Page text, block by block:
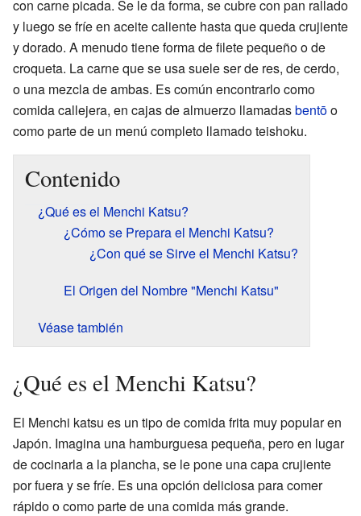
con carne picada. Se le da forma, se cubre con pan rallado
y luego se fríe en aceite caliente hasta que queda crujiente
y dorado. A menudo tiene forma de filete pequeño o de
croqueta. La carne que se usa suele ser de res, de cerdo,
o una mezcla de ambas. Es común encontrarlo como
comida callejera, en cajas de almuerzo llamadasbentōo
como parte de un menú completo llamado teishoku.
Contenido
¿Qué es el Menchi Katsu?
¿Cómo se Prepara el Menchi Katsu?
¿Con qué se Sirve el Menchi Katsu?
El Origen del Nombre "Menchi Katsu"
Véase también
¿Qué es el Menchi Katsu?
El Menchi katsu es un tipo de comida frita muy popular en
Japón. Imagina una hamburguesa pequeña, pero en lugar
de cocinarla a la plancha, se le pone una capa crujiente
por fuera y se fríe. Es una opción deliciosa para comer
rápido o como parte de una comida más grande.